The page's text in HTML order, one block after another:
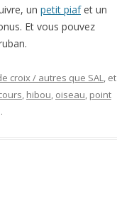
un petit piafet un
Et vous pouvez
croix / autres que SAL, et
, hibou, oiseau, point
.